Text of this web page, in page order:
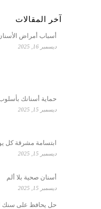
آخر المقالات
أسباب أمراض
ديسمبر 16, 2025
حماية أسنانك
ديسمبر 15, 2025
ابتسامة مشرقة كل
ديسمبر 15, 2025
أسنان صحية بلا ألم
ديسمبر 15, 2025
حل يحافظ على سنك